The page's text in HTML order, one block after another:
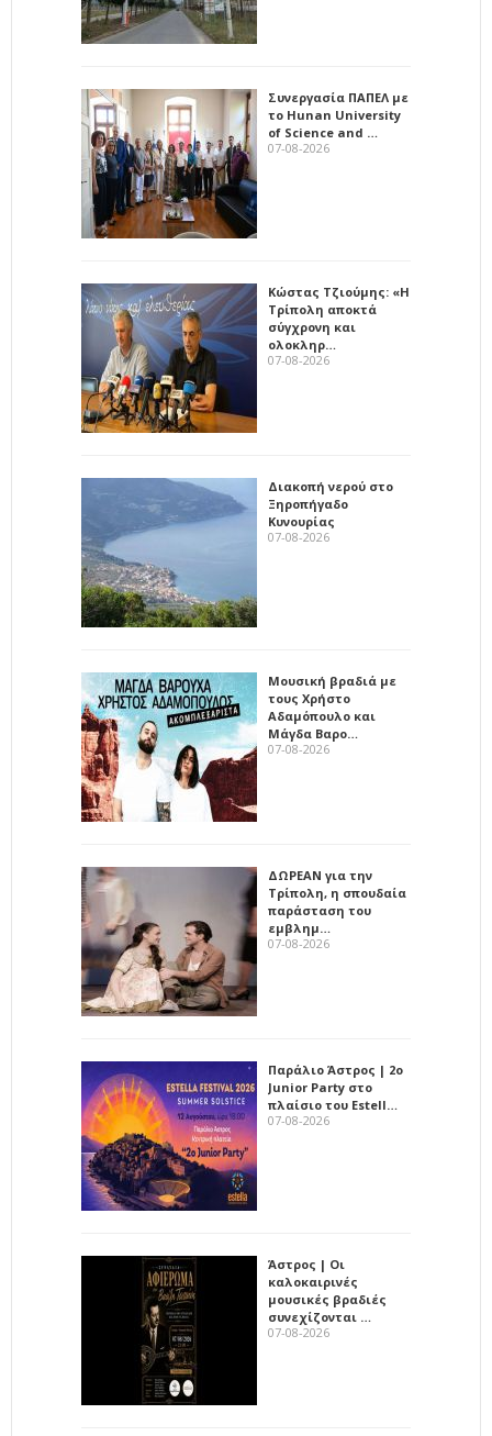
Συνεργασία ΠΑΠΕΛ με
το Hunan University
of Science and …
07-08-2026
Κώστας Τζιούμης: «Η
Τρίπολη αποκτά
σύγχρονη και
ολοκληρ…
07-08-2026
Διακοπή νερού στο
Ξηροπήγαδο
Κυνουρίας
07-08-2026
Μουσική βραδιά με
τους Χρήστο
Αδαμόπουλο και
Μάγδα Βαρο…
07-08-2026
ΔΩΡΕΑΝ για την
Τρίπολη, η σπουδαία
παράσταση του
εμβλημ…
07-08-2026
Παράλιο Άστρος | 2ο
Junior Party στο
πλαίσιο του Estell…
07-08-2026
Άστρος | Οι
καλοκαιρινές
μουσικές βραδιές
συνεχίζονται …
07-08-2026